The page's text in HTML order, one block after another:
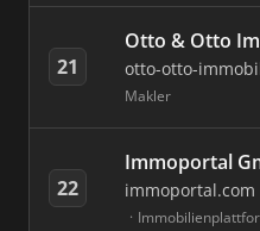
21
Otto & Otto
otto-otto-
Makler
22
Immoportal
immoportal.com